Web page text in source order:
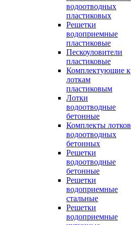
водоотводных
пластиковых
Решетки
водоприемные
пластиковые
Пескоуловители
пластиковые
Комплектующие к
лоткам
пластиковым
Лотки
водоотводные
бетонные
Комплекты лотков
водоотводных
бетонных
Решетки
водоотводные
бетонные
Решетки
водоприемные
стальные
Решетки
водоприемные